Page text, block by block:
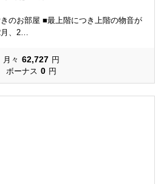
のお部屋 ■最上階につき上階の物音が
月、2…
月々 62,727 円
ボーナス 0 円